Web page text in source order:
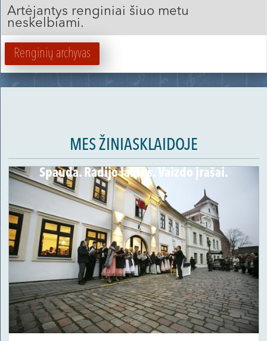
Artėjantys renginiai šiuo metu
neskelbiami.
Renginių archyvas
MES ŽINIASKLAIDOJE
Spauda. Radijo laidos. Vaizdo įrašai.